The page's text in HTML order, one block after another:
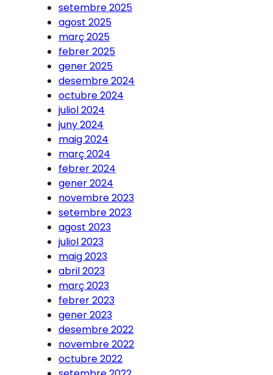
setembre 2025
agost 2025
març 2025
febrer 2025
gener 2025
desembre 2024
octubre 2024
juliol 2024
juny 2024
maig 2024
març 2024
febrer 2024
gener 2024
novembre 2023
setembre 2023
agost 2023
juliol 2023
maig 2023
abril 2023
març 2023
febrer 2023
gener 2023
desembre 2022
novembre 2022
octubre 2022